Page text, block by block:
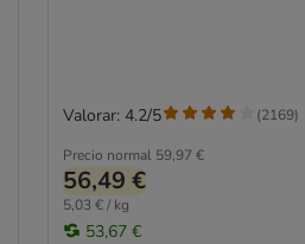
Precio normal 59,97 €
56,49 €
5,03 € / kg
53,67 €
Valorar: 4.2/5 (2169)